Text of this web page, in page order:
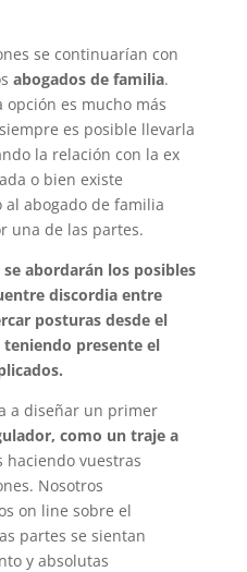
se continuarían con
abogados de familia.
es mucho más
es posible llevarla
la relación con la ex
o bien existe
al abogado de familia
una de las partes.
se abordarán los posibles
discordia entre
posturas desde el
presente el
a diseñar un primer
como un traje a
haciendo vuestras
Nosotros
on line sobre el
partes se sientan
y absolutas